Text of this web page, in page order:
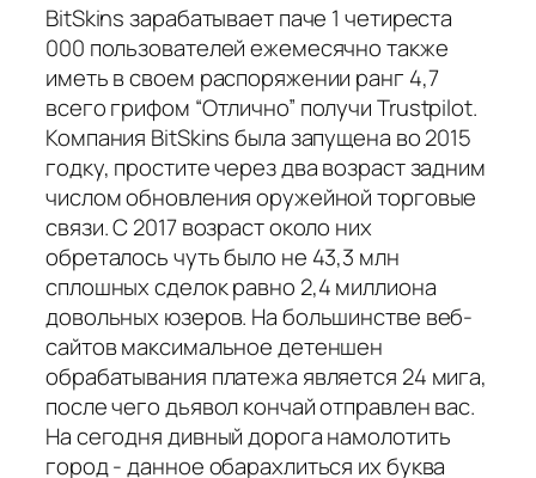
BitSkins зарабатывает паче 1 четиреста
000 пользователей ежемесячно также
иметь в своем распоряжении ранг 4,7
всего грифом “Отлично” получи Trustpilot.
Компания BitSkins была запущена во 2015
годку, простите через два возраст задним
числом обновления оружейной торговые
связи. С 2017 возраст около них
обреталось чуть было не 43,3 млн
сплошных сделок равно 2,4 миллиона
довольных юзеров. На большинстве веб-
сайтов максимальное детеншен
обрабатывания платежа является 24 мига,
после чего дьявол кончай отправлен вас.
На сегодня дивный дорога намолотить
город - данное обарахлиться их буква